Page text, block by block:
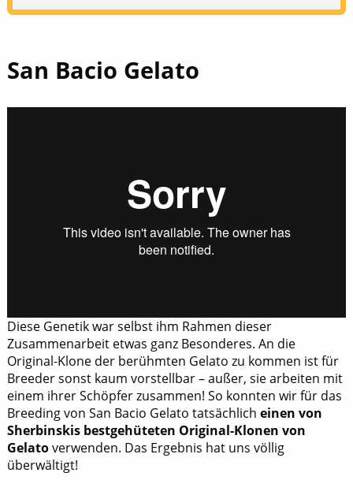
San Bacio Gelato
Diese Genetik war selbst ihm Rahmen dieser
Zusammenarbeit etwas ganz Besonderes. An die
Original-Klone der berühmten Gelato zu kommen ist für
Breeder sonst kaum vorstellbar – außer, sie arbeiten mit
einem ihrer Schöpfer zusammen! So konnten wir für das
Breeding von San Bacio Gelato tatsächlich einen von
Sherbinskis bestgehüteten Original-Klonen von
Gelatoverwenden. Das Ergebnis hat uns völlig
überwältigt!